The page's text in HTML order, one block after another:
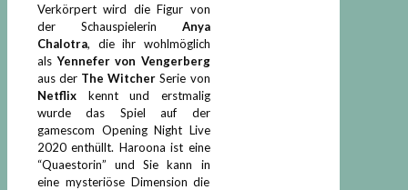
Verkörpert wird die Figur von
der Schauspielerin Anya
Chalotra, die ihr wohlmöglich
als Yennefer von Vengerberg
aus der The WitcherSerie von
Netflix kennt und erstmalig
wurde das Spiel auf der
gamescom Opening Night Live
2020 enthüllt. Haroona ist eine
“Quaestorin” und Sie kann in
eine mysteriöse Dimension die